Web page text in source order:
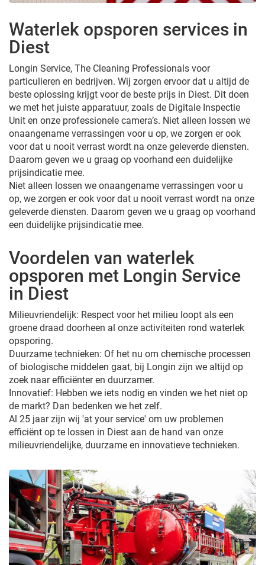
Waterlek opsporen services in
Diest
Longin Service, The Cleaning Professionals voor
particulieren en bedrijven. Wij zorgen ervoor dat u altijd de
beste oplossing krijgt voor de beste prijs in Diest. Dit doen
we met het juiste apparatuur, zoals de Digitale Inspectie
Unit en onze professionele camera’s. Niet alleen lossen we
onaangename verrassingen voor u op, we zorgen er ook
voor dat u nooit verrast wordt na onze geleverde diensten.
Daarom geven we u graag op voorhand een duidelijke
prijsindicatie mee.
Niet alleen lossen we onaangename verrassingen voor u
op, we zorgen er ook voor dat u nooit verrast wordt na onze
geleverde diensten. Daarom geven we u graag op voorhand
een duidelijke prijsindicatie mee.
Voordelen van waterlek
opsporen met Longin Service
in Diest
Milieuvriendelijk: Respect voor het milieu loopt als een
groene draad doorheen al onze activiteiten rond waterlek
opsporing.
Duurzame technieken: Of het nu om chemische processen
of biologische middelen gaat, bij Longin zijn we altijd op
zoek naar efficiënter en duurzamer.
Innovatief: Hebben we iets nodig en vinden we het niet op
de markt? Dan bedenken we het zelf.
Al 25 jaar zijn wij 'at your service' om uw problemen
efficiënt op te lossen in Diest aan de hand van onze
milieuvriendelijke, duurzame en innovatieve technieken.